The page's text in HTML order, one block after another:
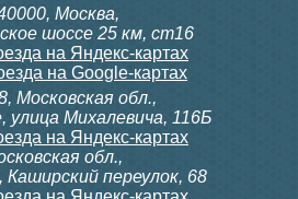
Москва,
шоссе 25 км, ст16
на Яндекс-картах
на Google-картах
Московская обл.,
улица Михалевича, 116Б
на Яндекс-картах
обл.,
Каширский переулок, 68